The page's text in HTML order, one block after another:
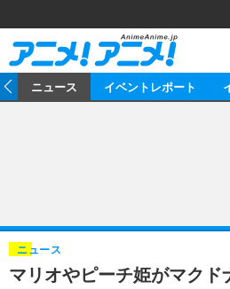
ゲーム
海外イベント
俳優・タレント
アニメ
動画
ニュース イベントレポート
マリオやピーチ姫がマクド
ニュース